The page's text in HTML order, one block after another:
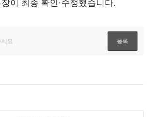
이 최종 확인·수정했습니다.